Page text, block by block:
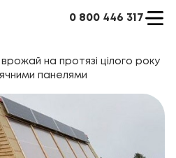
0 800 446 317
на протязі цілого року
панелями